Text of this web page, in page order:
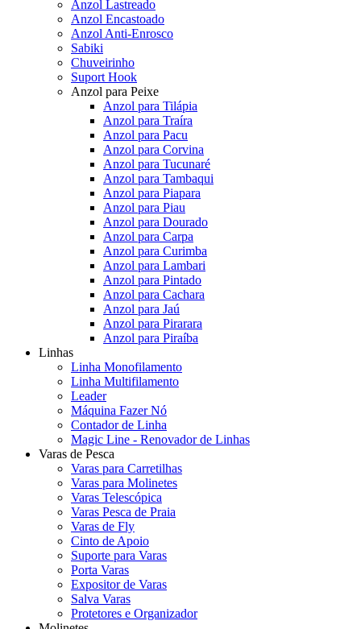
Anzol Lastreado
Anzol Encastoado
Anzol Anti-Enrosco
Sabiki
Chuveirinho
Suport Hook
Anzol para Peixe
Anzol para Tilápia
Anzol para Traíra
Anzol para Pacu
Anzol para Corvina
Anzol para Tucunaré
Anzol para Tambaqui
Anzol para Piapara
Anzol para Piau
Anzol para Dourado
Anzol para Carpa
Anzol para Curimba
Anzol para Lambari
Anzol para Pintado
Anzol para Cachara
Anzol para Jaú
Anzol para Pirarara
Anzol para Piraíba
Linhas
Linha Monofilamento
Linha Multifilamento
Leader
Máquina Fazer Nó
Contador de Linha
Magic Line - Renovador de Linhas
Varas de Pesca
Varas para Carretilhas
Varas para Molinetes
Varas Telescópica
Varas Pesca de Praia
Varas de Fly
Cinto de Apoio
Suporte para Varas
Porta Varas
Expositor de Varas
Salva Varas
Protetores e Organizador